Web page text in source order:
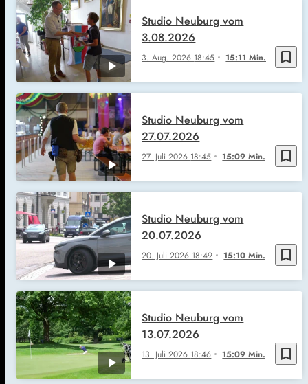
bookmark_border
3. Aug. 2026 18:45 15:11 Min.
Studio Neuburg vom
3.08.2026
bookmark_border
27. Juli 2026 18:45 15:09 Min.
Studio Neuburg vom
27.07.2026
bookmark_border
20. Juli 2026 18:49 15:10 Min.
Studio Neuburg vom
20.07.2026
bookmark_border
13. Juli 2026 18:46 15:09 Min.
Studio Neuburg vom
13.07.2026